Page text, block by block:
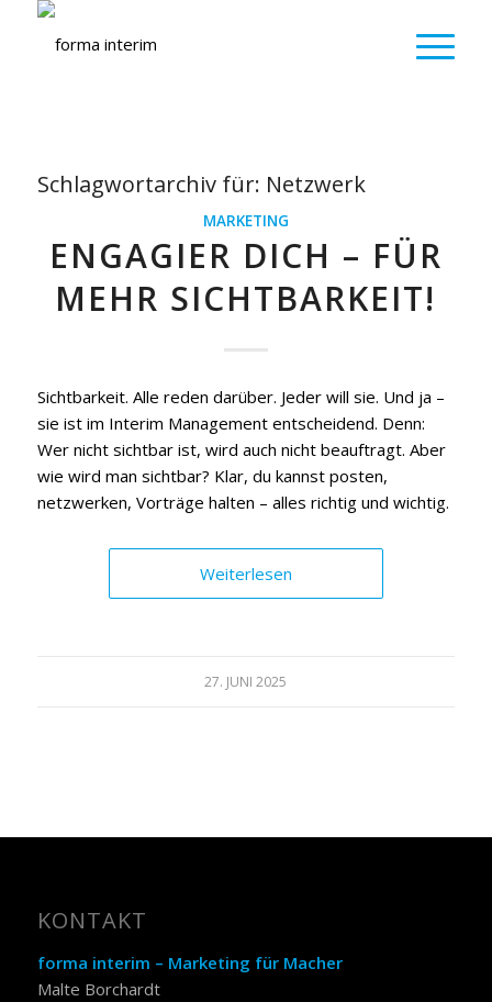
Schlagwortarchiv für: Netzwerk
MARKETING
ENGAGIER DICH – FÜR
MEHR SICHTBARKEIT!
Sichtbarkeit. Alle reden darüber. Jeder will sie. Und ja –
sie ist im Interim Management entscheidend. Denn:
Wer nicht sichtbar ist, wird auch nicht beauftragt. Aber
wie wird man sichtbar? Klar, du kannst posten,
netzwerken, Vorträge halten – alles richtig und wichtig.
Weiterlesen
27. JUNI 2025
KONTAKT
forma interim – Marketing für Macher
Malte Borchardt